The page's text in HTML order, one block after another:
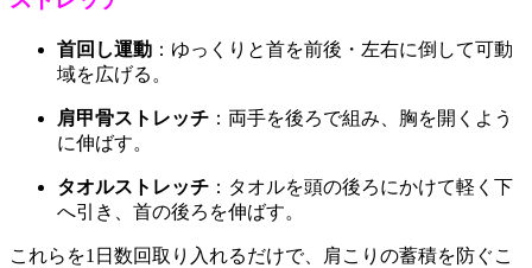
首回し運動 ：ゆっくりと首を前後・左右に倒して可動
域を広げる。
肩甲骨ストレッチ ：両手を後ろで組み、胸を開くよう
に伸ばす。
タオルストレッチ ：タオルを頭の後ろにかけて軽く下
へ引き、首の後ろを伸ばす。
これらを1日数回取り入れるだけで、肩こりの蓄積を防ぐこ